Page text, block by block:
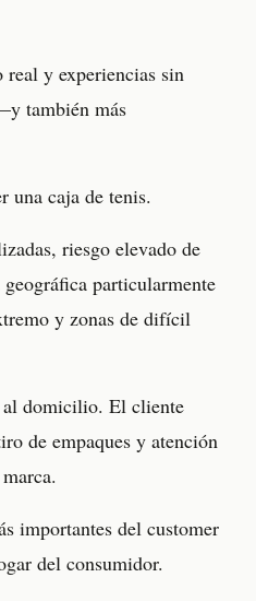
real y experiencias sin
también más
una caja de tenis.
riesgo elevado de
particularmente
y zonas de difícil
al domicilio. El cliente
de empaques y atención
importantes del customer
del consumidor.